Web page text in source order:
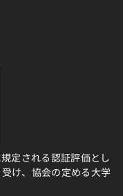
定される認証評価とし
け、協会の定める大学